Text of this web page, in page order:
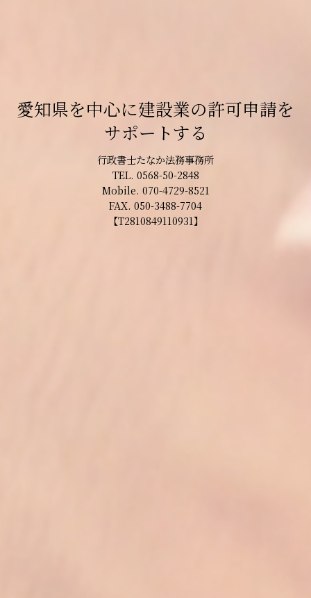
愛知県を中心に建設業の許可申請を
サポートする
行政書士たなか法務事務所
TEL. 0568-50-2848
Mobile. 070-4729-8521
FAX. 050-3488-7704
【T2810849110931】